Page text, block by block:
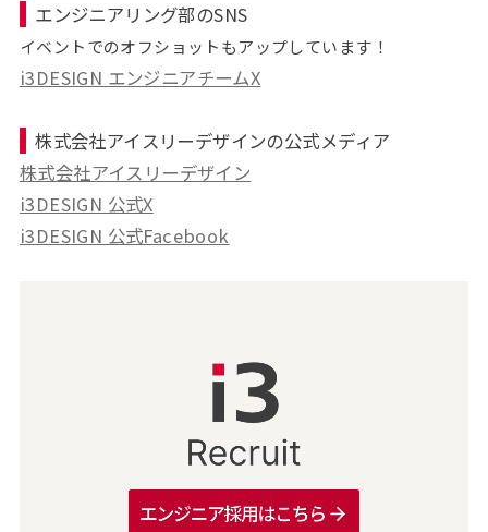
エンジニアリング部のSNS
イベントでのオフショットもアップしています！
i3DESIGN エンジニアチームX
株式会社アイスリーデザインの公式メディア
株式会社アイスリーデザイン
i3DESIGN 公式X
i3DESIGN 公式Facebook